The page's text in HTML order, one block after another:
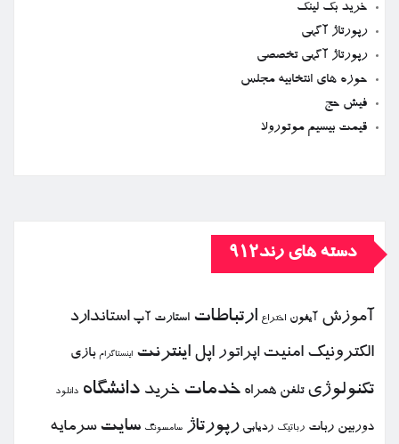
خرید بک لینک
رپورتاژ آگهی
رپورتاژ آگهی تخصصی
حوزه های انتخابیه مجلس
فیش حج
قیمت بیسیم موتورولا
دسته های رند912
آموزش آیفون اختراع ارتباطات استارت آپ استاندارد
الكترونیك امنیت اپراتور اپل اینترنت اینستاگرام بازی
تكنولوژی تلفن همراه خدمات خرید دانشگاه دانلود
دوربین ربات رباتیك ردیابی رپورتاژ سامسونگ سایت سرمایه